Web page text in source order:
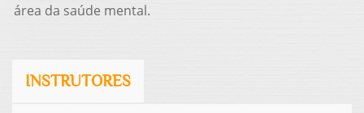
área da saúde mental.
INSTRUTORES